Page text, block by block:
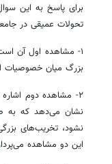
برای پاسخ به این
تحولات عمیقی در
۱- مشاهده اول آن
بزرگ میان خصوصیات
۲- مشاهده دوم
نشان می‌دهد که به
نشود، تخریب‌های
این دو مشاهده